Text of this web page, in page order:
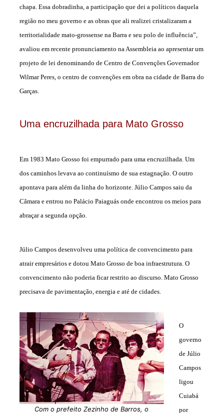
chapa. Essa dobradinha, a participação que dei a políticos daquela
região no meu governo e as obras que ali realizei cristalizaram a
territorialidade mato-grossense na Barra e seu polo de influência”,
avaliou em recente pronunciamento na Assembleia ao apresentar um
projeto de lei denominando de Centro de Convenções Governador
Wilmar Peres, o centro de convenções em obra na cidade de Barra do
Garças.
Uma encruzilhada para Mato Grosso
Em 1983 Mato Grosso foi empurrado para uma encruzilhada. Um
dos caminhos levava ao continuísmo de sua estagnação. O outro
apontava para além da linha do horizonte. Júlio Campos saiu da
Câmara e entrou no Palácio Paiaguás onde encontrou os meios para
abraçar a segunda opção.
Júlio Campos desenvolveu uma política de convencimento para
atrair empresários e dotou Mato Grosso de boa infraestrutura. O
convencimento não poderia ficar restrito ao discurso. Mato Grosso
precisava de pavimentação, energia e até de cidades.
Com o prefeito Zezinho de Barros, o
O
governo
de Júlio
Campos
ligou
Cuiabá
por